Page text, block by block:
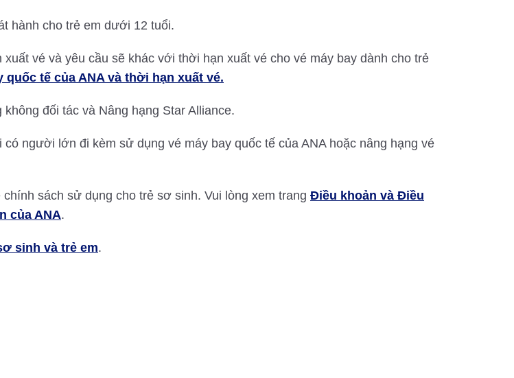
hành cho trẻ em dưới 12 tuổi.
vé và yêu cầu sẽ khác với thời hạn xuất vé cho vé máy bay dành cho trẻ
tế của ANA và thời hạn xuất vé.
đối tác và Nâng hạng Star Alliance.
người lớn đi kèm sử dụng vé máy bay quốc tế của ANA hoặc nâng hạng vé
sách sử dụng cho trẻ sơ sinh. Vui lòng xem trang Điều khoản và Điều
của ANA.
sinh và trẻ em.